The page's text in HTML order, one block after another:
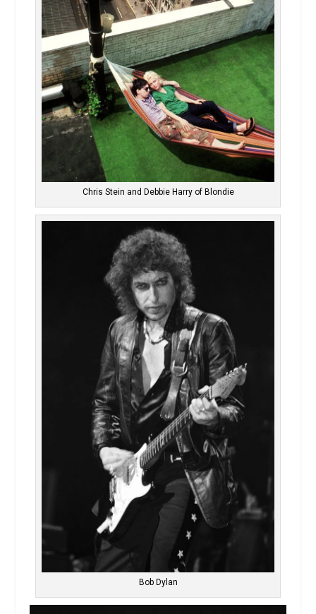
Chris Stein and Debbie Harry of Blondie
Bob Dylan